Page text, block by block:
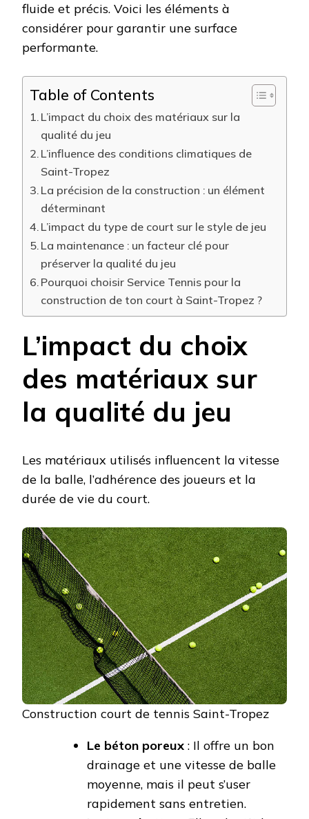
fluide et précis. Voici les éléments à
considérer pour garantir une surface
performante.
Table of Contents
L’impact du choix des matériaux sur la
qualité du jeu
L’influence des conditions climatiques de
Saint-Tropez
La précision de la construction : un élément
déterminant
L’impact du type de court sur le style de jeu
La maintenance : un facteur clé pour
préserver la qualité du jeu
Pourquoi choisir Service Tennis pour la
construction de ton court à Saint-Tropez ?
L’impact du choix
des matériaux sur
la qualité du jeu
Les matériaux utilisés influencent la vitesse
de la balle, l’adhérence des joueurs et la
durée de vie du court.
Construction court de tennis Saint-Tropez
Le béton poreux : Il offre un bon
drainage et une vitesse de balle
moyenne, mais il peut s’user
rapidement sans entretien.